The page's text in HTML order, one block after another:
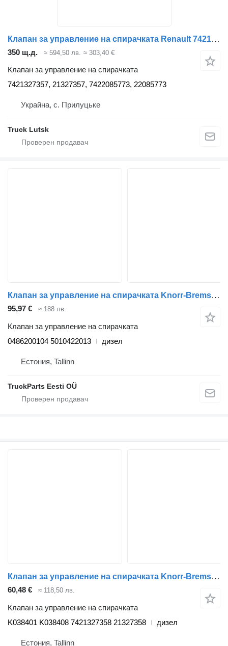
Клапан за управление на спирачката Renault 7421327357 за влекач Renault Range Gama T
350 щ.д. ≈ 594,50 лв. ≈ 303,40 €
Клапан за управление на спирачката
7421327357, 21327357, 7422085773, 22085773
Украйна, с. Прилуцьке
Truck Lutsk
Клапан за управление на спирачката Knorr-Bremse 0486200104 за влекач Renault Premium 2 (1996-2014)
95,97 € ≈ 188 лв.
Клапан за управление на спирачката
0486200104 5010422013
дизел
Естония, Tallinn
TruckParts Eesti OÜ
Клапан за управление на спирачката Knorr-Bremse RENAULT, KNORR-BREMSE T (01.13-) K038401 K038408 за влекач Renault T (2013-)
60,48 € ≈ 118,50 лв.
Клапан за управление на спирачката
K038401 K038408 7421327358 21327358
дизел
Естония, Tallinn